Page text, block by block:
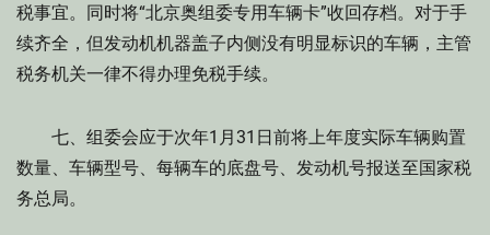
税事宜。同时将“北京奥组委专用车辆卡”收回存档。对于手
续齐全，但发动机机器盖子内侧没有明显标识的车辆，主管
税务机关一律不得办理免税手续。
七、组委会应于次年1月31日前将上年度实际车辆购置
数量、车辆型号、每辆车的底盘号、发动机号报送至国家税
务总局。